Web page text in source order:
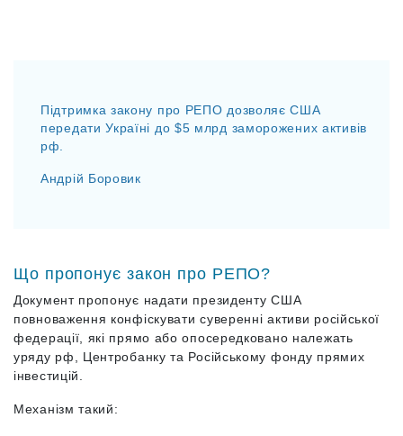
Підтримка закону про РЕПО дозволяє США
передати Україні до $5 млрд заморожених активів
рф.
Андрій Боровик
Що пропонує закон про РЕПО?
Документ пропонує надати президенту США
повноваження конфіскувати суверенні активи російської
федерації, які прямо або опосередковано належать
уряду рф, Центробанку та Російському фонду прямих
інвестицій.
Механізм такий: